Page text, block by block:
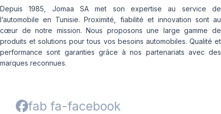
Depuis 1985, Jomaa SA met son expertise au service de
l’automobile en Tunisie. Proximité, fiabilité et innovation sont au
cœur de notre mission. Nous proposons une large gamme de
produits et solutions pour tous vos besoins automobiles. Qualité et
performance sont garanties grâce à nos partenariats avec des
marques reconnues.
fab fa-facebook